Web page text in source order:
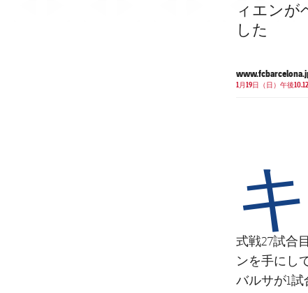
ィエンが
した
1月19日（日）午後10.12
キ
式戦27試合
ンを手にし
バルサが1試